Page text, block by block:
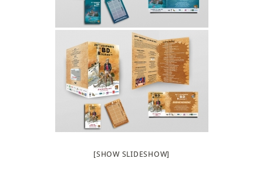
[SHOW SLIDESHOW]